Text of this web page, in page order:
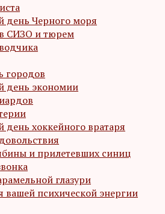
Черного моря
СИЗО и тюрем
городов
день экономии
хоккейного вратаря
и прилетевших синиц
глазури
психической энергии